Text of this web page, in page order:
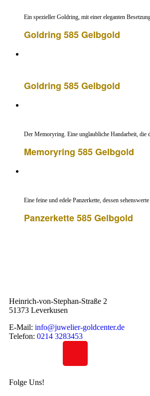
Ein spezieller Goldring, mit einer eleganten
Goldring 585 Gelbgold
Goldring 585 Gelbgold
Der Memoryring. Eine unglaubliche Handarbeit, die
Memoryring 585 Gelbgold
Eine feine und edele Panzerkette, dessen
Panzerkette 585 Gelbgold
Heinrich-von-Stephan-Straße 2
51373 Leverkusen
E-Mail: info@juwelier-goldcenter.de
Telefon: 0214 3283453
Folge Uns!